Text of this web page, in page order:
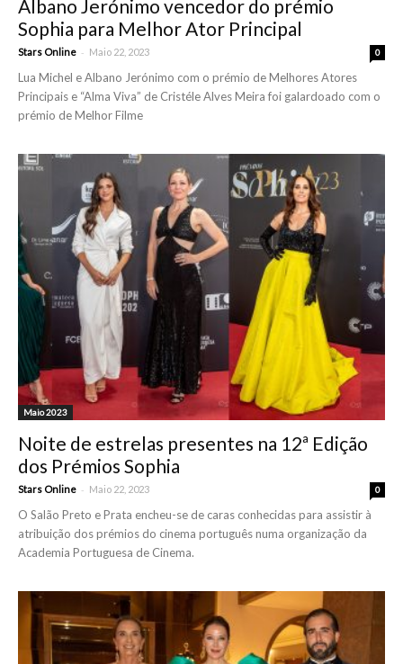
Albano Jerónimo vencedor do prémio
Sophia para Melhor Ator Principal
Stars Online - Maio 22, 2023 0
Lua Michel e Albano Jerónimo com o prémio de Melhores Atores
Principais e “Alma Viva” de Cristéle Alves Meira foi galardoado com o
prémio de Melhor Filme
Maio 2023
Noite de estrelas presentes na 12ª Edição
dos Prémios Sophia
Stars Online - Maio 22, 2023 0
O Salão Preto e Prata encheu-se de caras conhecidas para assistir à
atribuição dos prémios do cinema português numa organização da
Academia Portuguesa de Cinema.